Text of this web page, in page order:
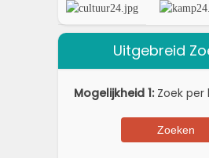
Uitgebreid
Mogelijkheid 1:Zoek per